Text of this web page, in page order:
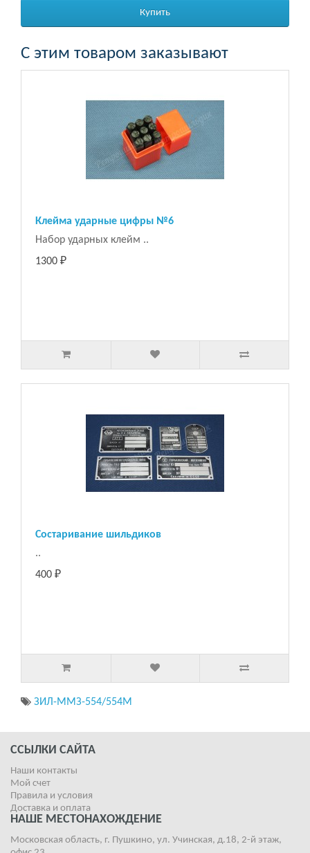
Купить
С этим товаром заказывают
Клейма ударные цифры №6
Набор ударных клейм ..
1300 ₽
Состаривание шильдиков
..
400 ₽
ЗИЛ-ММЗ-554/554М
ССЫЛКИ САЙТА
Наши контакты
Мой счет
Правила и условия
Доставка и оплата
НАШЕ МЕСТОНАХОЖДЕНИЕ
Московская область, г. Пушкино, ул. Учинская, д.18, 2-й этаж,